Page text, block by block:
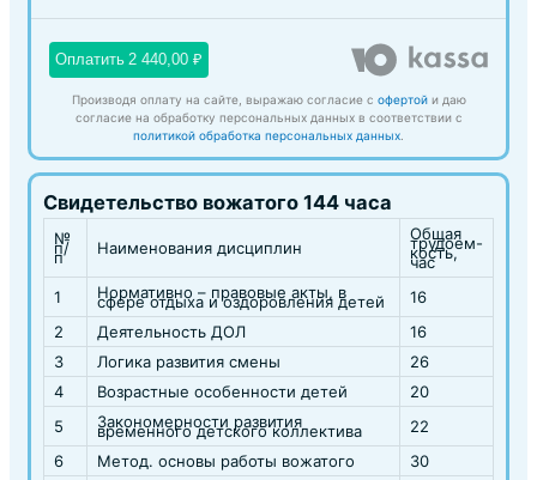
Оплатить 2 440,00 ₽
Производя оплату на сайте, выражаю согласие с офертойи даю
согласие на обработку персональных данных в соответствии с
политикой обработка персональных данных
Свидетельство вожатого 144 часа
№
п/
п Наименования дисциплин
Общая
трудоем-
кость,
час
1
Нормативно – правовые акты, в
сфере отдыха и оздоровления детей
16
2
Деятельность ДОЛ
16
3
Логика развития смены
26
4
Возрастные особенности детей
20
5
Закономерности развития
временного детского коллектива
22
6
Метод. основы работы вожатого
30